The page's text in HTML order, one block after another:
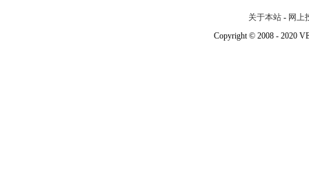
关于本站 - 网上
Copyright © 2008 - 2020